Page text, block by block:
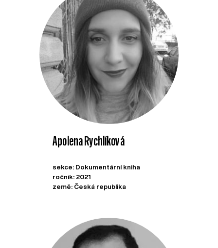
Apolena Rychlíková
sekce: Dokumentární kniha
ročník: 2021
země: Česká republika